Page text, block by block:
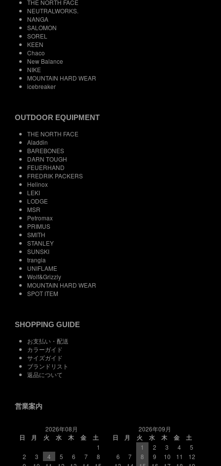
THE NORTH FACE
NEUTRALWORKS.
NANGA
SALOMON
SOREL
KEEN
Chaco
New Balance
NIKE
MOUNTAIN HARD WEAR
icebreaker
OUTDOOR EQUIPMENT
THE NORTH FACE
Aladdin
BAREBONES
DARN TOUGH
FEUERHAND
FREDRIK PACKERS
Helinox
LEKI
LODGE
MSR
Petromax
PRIMUS
SMITH
STANLEY
SUNSKI
trangia
UNIFLAME
Wolf&Grizzly
MOUNTAIN HARD WEAR
SPOT ITEM
SHOPPING GUIDE
お支払い・配送
カラーガイド
サイズガイド
ブランドリスト
返品について
営業案内
2026年08月
日
月 火 水 木 金
土
1
2
3 4 5 6 7
8
2026年09月
日
月 火 水 木 金
土
1
2 3 4
5
6
7 8 9 10 11
12